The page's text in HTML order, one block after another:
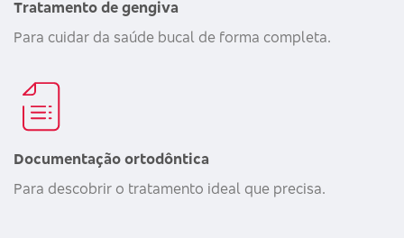
Tratamento de gengiva
Para cuidar da saúde bucal de forma completa.
Documentação ortodôntica
Para descobrir o tratamento ideal que precisa.